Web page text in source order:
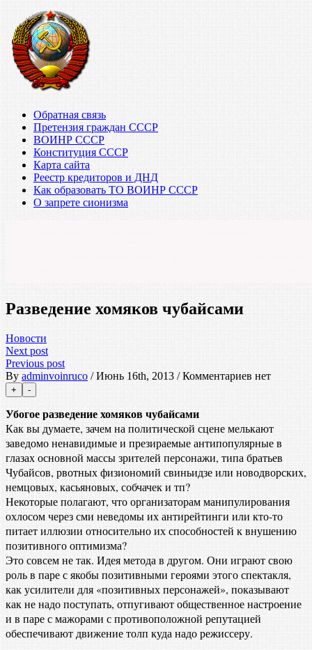
Обратная связь
Претензия граждан СССР
ВОИНР СССР
Конституция СССР
Карта сайта
Реестр кредиторов и ДНД
Как образовать ТО ВОИНР СССР
О запрете сионизма
Разведение хомяков чубайсами
Новости
Next post
Previous post
By adminvoinruco / Июнь 16th, 2013 / Комментариев нет
Убогое разведение хомяков чубайсами
Как вы думаете, зачем на политической сцене мелькают
заведомо ненавидимые и презираемые антипопулярные в
глазах основной массы зрителей персонажи, типа братьев
Чубайсов, рвотных физиономий свиньидзе или новодворских,
немцовых, касьяновых, собчачек и тп?
Некоторые полагают, что организаторам манипулирования
охлосом через сми неведомы их антирейтинги или кто-то
питает иллюзии относительно их способностей к внушению
позитивного оптимизма?
Это совсем не так. Идея метода в другом. Они играют свою
роль в паре с якобы позитивными героями этого спектакля,
как усилители для «позитивных персонажей», показывают
как не надо поступать, отпугивают общественное настроение
и в паре с мажорами с противоположной репутацией
обеспечивают движение толп куда надо режиссеру.